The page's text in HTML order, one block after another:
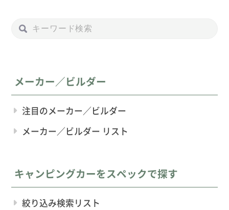
メーカー／ビルダー
注目のメーカー／ビルダー
メーカー／ビルダー リスト
キャンピングカーをスペックで探す
絞り込み検索リスト